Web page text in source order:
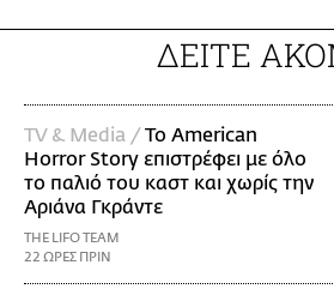
ΔΕΙΤΕ
TV & Media /Το American
Horror Story επιστρέφει με όλο
το παλιό του καστ και χωρίς την
Αριάνα Γκράντε
THE LIFO TEAM
22 ΩΡΕΣ ΠΡΙΝ